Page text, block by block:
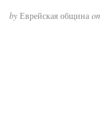
by Еврейская община on